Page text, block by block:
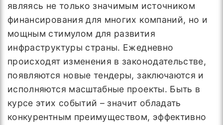
являясь не только значимым источником
финансирования для многих компаний, но и
мощным стимулом для развития
инфраструктуры страны. Ежедневно
происходят изменения в законодательстве,
появляются новые тендеры, заключаются и
исполняются масштабные проекты. Быть в
курсе этих событий – значит обладать
конкурентным преимуществом, эффективно